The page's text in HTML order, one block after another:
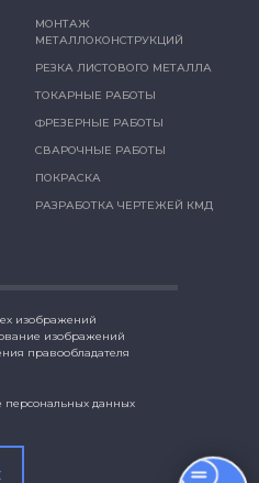
МОНТАЖ
МЕТАЛЛОКОНСТРУКЦИЙ
РЕЗКА ЛИСТОВОГО МЕТАЛЛА
ТОКАРНЫЕ РАБОТЫ
ФРЕЗЕРНЫЕ РАБОТЫ
СВАРОЧНЫЕ РАБОТЫ
ПОКРАСКА
РАЗРАБОТКА ЧЕРТЕЖЕЙ КМД
изображений
изображений
правообладателя
персональных данных